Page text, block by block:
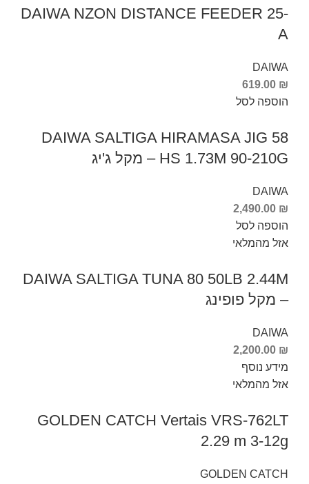
DAIWA NZON DISTANCE FEEDER 25-
A
DAIWA
619.00 ₪
הוספה לסל
DAIWA SALTIGA HIRAMASA JIG 58
HS 1.73M 90-210G – מקל ג'יג
DAIWA
2,490.00 ₪
הוספה לסל
אזל מהמלאי
DAIWA SALTIGA TUNA 80 50LB 2.44M
– מקל פופינג
DAIWA
2,200.00 ₪
מידע נוסף
אזל מהמלאי
GOLDEN CATCH Vertais VRS-762LT
2.29 m 3-12g
GOLDEN CATCH